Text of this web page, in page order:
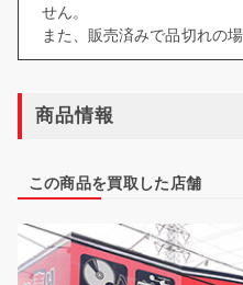
せん。
また、販売済みで品切れの
商品情報
この商品を買取した店舗